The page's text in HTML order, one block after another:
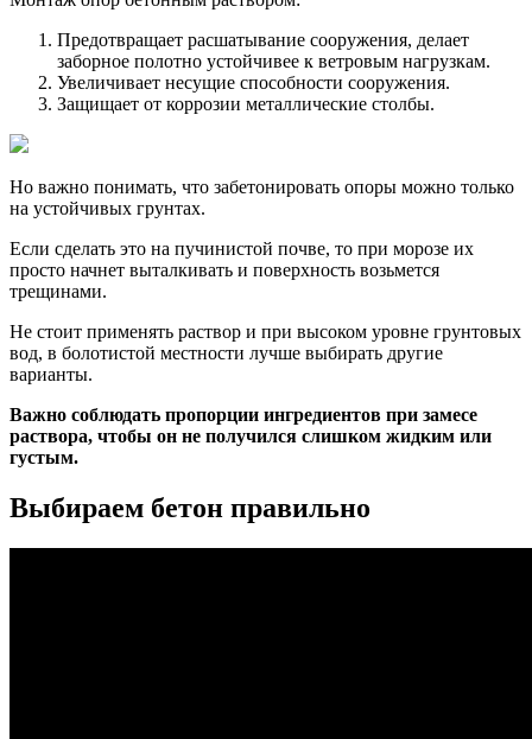
Предотвращает расшатывание сооружения, делает
заборное полотно устойчивее к ветровым нагрузкам.
Увеличивает несущие способности сооружения.
Защищает от коррозии металлические столбы.
Но важно понимать, что забетонировать опоры можно только
на устойчивых грунтах.
Если сделать это на пучинистой почве, то при морозе их
просто начнет выталкивать и поверхность возьмется
трещинами.
Не стоит применять раствор и при высоком уровне грунтовых
вод, в болотистой местности лучше выбирать другие
варианты.
Важно соблюдать пропорции ингредиентов при замесе
раствора, чтобы он не получился слишком жидким или
густым.
Выбираем бетон правильно